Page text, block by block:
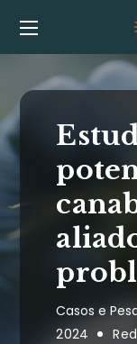
Casos e
2024